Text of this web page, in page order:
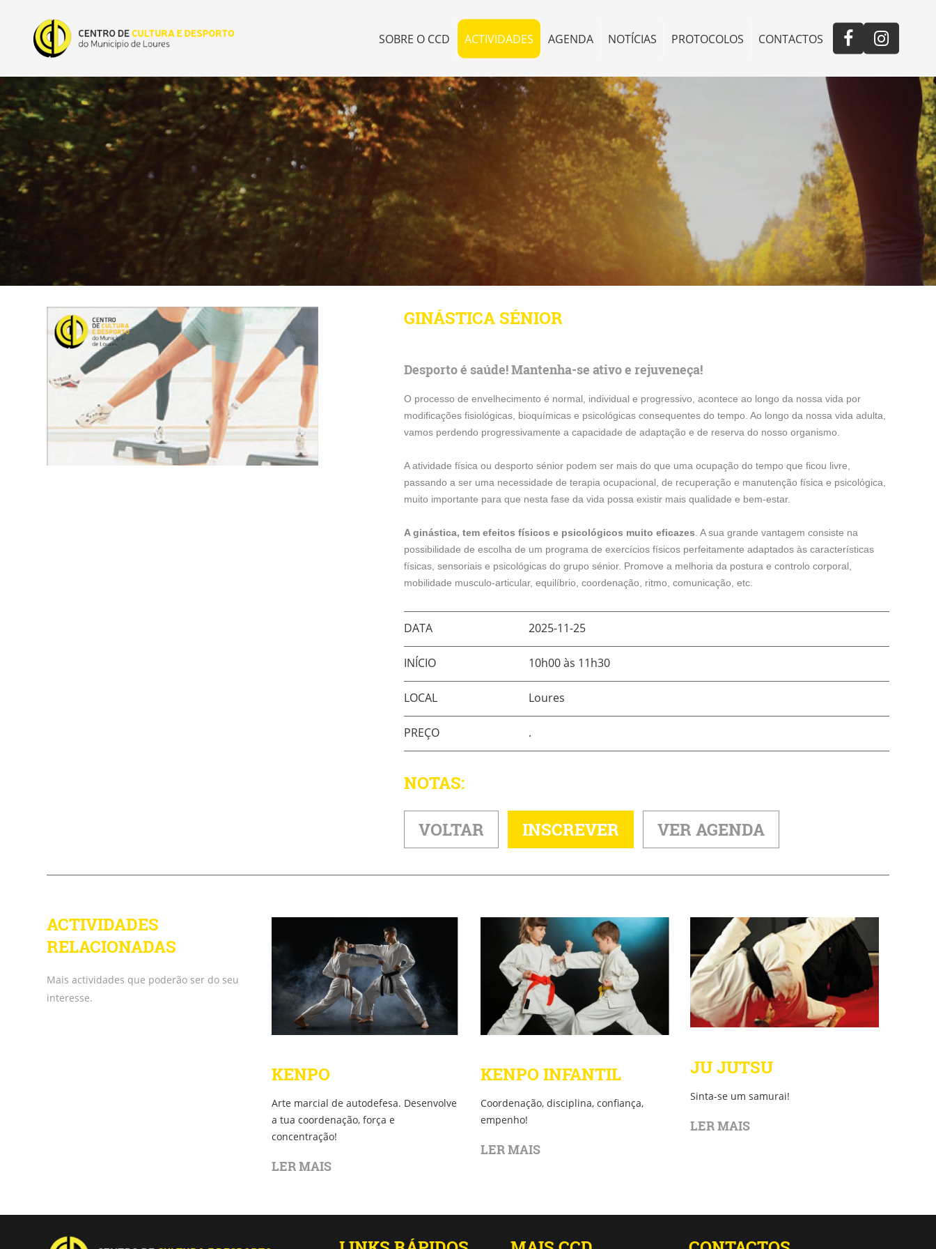
SOBRE O CCD ACTIVIDADES AGENDA NOTÍCIAS PROTOCOLOS CONTACTOS
GINÁSTICA SÉNIOR
Desporto é saúde! Mantenha-se ativo e rejuveneça!
O processo de envelhecimento é normal, individual e progressivo, acontece ao longo da nossa vida por
modificações fisiológicas, bioquímicas e psicológicas consequentes do tempo. Ao longo da nossa vida adulta,
vamos perdendo progressivamente a capacidade de adaptação e de reserva do nosso organismo.
A atividade física ou desporto sénior podem ser mais do que uma ocupação do tempo que ficou livre,
passando a ser uma necessidade de terapia ocupacional, de recuperação e manutenção física e psicológica,
muito importante para que nesta fase da vida possa existir mais qualidade e bem-estar.
A ginástica, tem efeitos físicos e psicológicos muito eficazes . A sua grande vantagem consiste na
possibilidade de escolha de um programa de exercícios físicos perfeitamente adaptados às características
físicas, sensoriais e psicológicas do grupo sénior. Promove a melhoria da postura e controlo corporal,
mobilidade musculo-articular, equilíbrio, coordenação, ritmo, comunicação, etc.
DATA 2025-11-25
INÍCIO 10h00 às 11h30
LOCAL Loures
PREÇO .
NOTAS:
VOLTAR INSCREVER VER AGENDA
ACTIVIDADES
RELACIONADAS
Mais actividades que poderão ser do seu
interesse.
KENPO
Arte marcial de autodefesa. Desenvolve
a tua coordenação, força e
concentração!
LER MAIS
KENPO INFANTIL
Coordenação, disciplina, confiança,
empenho!
LER MAIS
JU JUTSU
Sinta-se um samurai!
LER MAIS